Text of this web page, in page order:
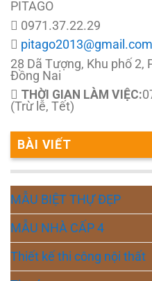
PITAGO
0971.37.22.29
pitago2013@gmail.com
28 Dã Tượng, Khu phố 2,
Đồng Nai
THỜI GIAN LÀM VIỆC:
(Trừ lễ, Tết)
BÀI VIẾT
MẪU BIỆT THỰ ĐẸP
MẪU NHÀ CẤP 4
Thiết kế thi công nội thất